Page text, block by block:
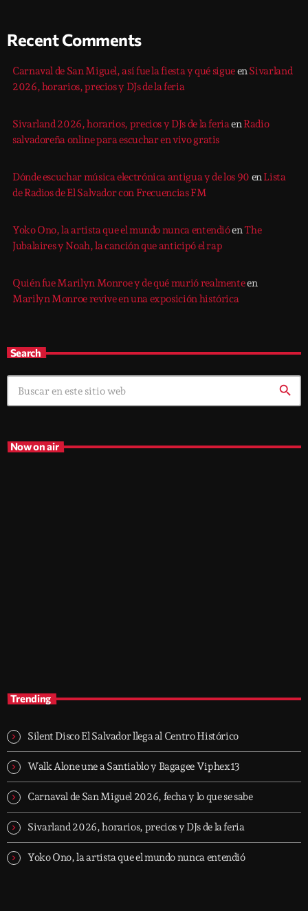
Recent Comments
Carnaval de San Miguel, así fue la fiesta y qué sigueenSivarland
2026, horarios, precios y DJs de la feria
Sivarland 2026, horarios, precios y DJs de la feriaenRadio
salvadoreña online para escuchar en vivo gratis
Dónde escuchar música electrónica antigua y de los 90 enLista
de Radios de El Salvador con Frecuencias FM
Yoko Ono, la artista que el mundo nunca entendióenThe
Jubalaires y Noah, la canción que anticipó el rap
Quién fue Marilyn Monroe y de qué murió realmenteen
Marilyn Monroe revive en una exposición histórica
Search
search
Now on air
Trending
Silent Disco El Salvador llega al Centro Histórico
Walk Alone une a Santiablo y Bagagee Viphex13
Carnaval de San Miguel 2026, fecha y lo que se sabe
Sivarland 2026, horarios, precios y DJs de la feria
Yoko Ono, la artista que el mundo nunca entendió